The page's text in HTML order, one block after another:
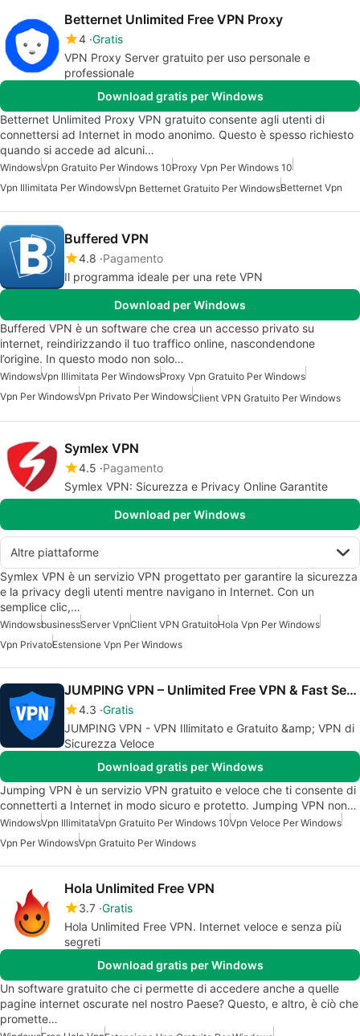
Betternet Unlimited Free VPN Proxy
4 Gratis
VPN Proxy Server gratuito per uso personale e
professionale
Download gratis per Windows
Betternet Unlimited Proxy VPN gratuito consente agli utenti di
connettersi ad Internet in modo anonimo. Questo è spesso richiesto
quando si accede ad alcuni…
WindowsVpn Gratuito Per Windows 10Proxy Vpn Per Windows 10
Vpn Illimitata Per WindowsVpn Betternet Gratuito Per WindowsBetternet Vpn
Buffered VPN
4.8 Pagamento
Il programma ideale per una rete VPN
Download per Windows
Buffered VPN è un software che crea un accesso privato su
internet, reindirizzando il tuo traffico online, nascondendone
l’origine. In questo modo non solo…
WindowsVpn Illimitata Per WindowsProxy Vpn Gratuito Per Windows
Vpn Per WindowsVpn Privato Per WindowsClient VPN Gratuito Per Windows
Symlex VPN
4.5 Pagamento
Symlex VPN: Sicurezza e Privacy Online Garantite
Download per Windows
Altre piattaforme
Symlex VPN è un servizio VPN progettato per garantire la sicurezza
e la privacy degli utenti mentre navigano in Internet. Con un
semplice clic,…
WindowsbusinessServer VpnClient VPN GratuitoHola Vpn Per Windows
Vpn PrivatoEstensione Vpn Per Windows
JUMPING VPN – Unlimited Free VPN & Fast Security VPN
4.3 Gratis
JUMPING VPN - VPN Illimitato e Gratuito &amp; VPN di
Sicurezza Veloce
Download gratis per Windows
Jumping VPN è un servizio VPN gratuito e veloce che ti consente di
connetterti a Internet in modo sicuro e protetto. Jumping VPN non…
WindowsVpn IllimitataVpn Gratuito Per Windows 10Vpn Veloce Per Windows
Vpn Per WindowsVpn Gratuito Per Windows
Hola Unlimited Free VPN
3.7 Gratis
Hola Unlimited Free VPN. Internet veloce e senza più
segreti
Download gratis per Windows
Un software gratuito che ci permette di accedere anche a quelle
pagine internet oscurate nel nostro Paese? Questo, e altro, è ciò che
promette…